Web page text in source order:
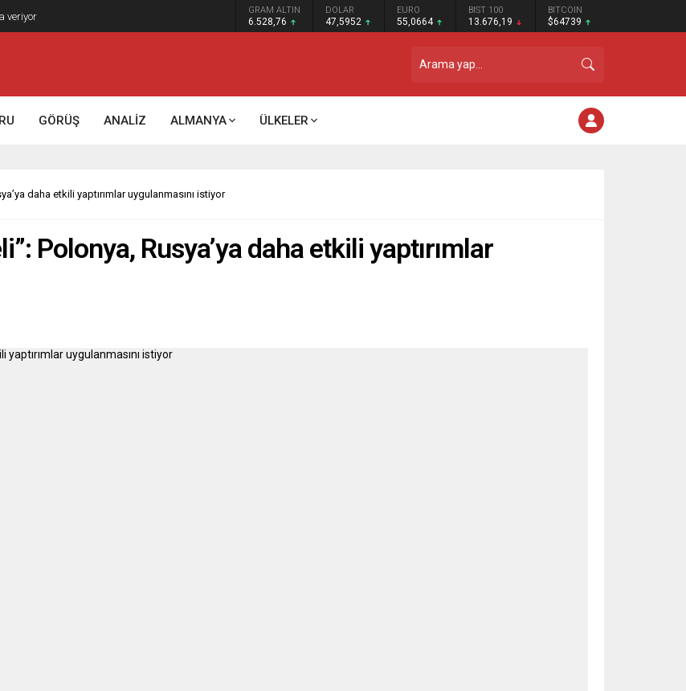
GRAM ALTIN
6.528,76
DOLAR
47,5952
EURO
55,0664
BIST 100
13.676,19
BITCOIN
$64739
GÖRÜŞ ANALİZ ALMANYA ÜLKELER
daha etkili yaptırımlar uygulanmasını istiyor
Polonya, Rusya’ya daha etkili yaptırımlar